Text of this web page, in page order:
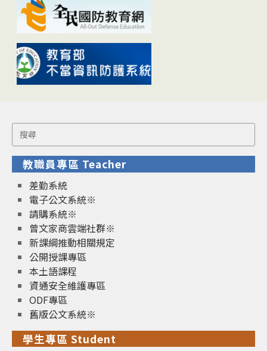
Search
for:
教職員專區 Teacher
差勤系統
電子公文系統※
請購系統※
曾文家商雲端社群※
新課綱推動相關規定
公開授課專區
本土語課程
資通安全維護專區
ODF專區
舊版公文系統※
學生專區 Student